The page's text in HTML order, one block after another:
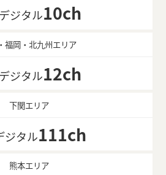
ジタル10ch
福岡・北九州エリア
ジタル12ch
下関エリア
ジタル111ch
熊本エリア